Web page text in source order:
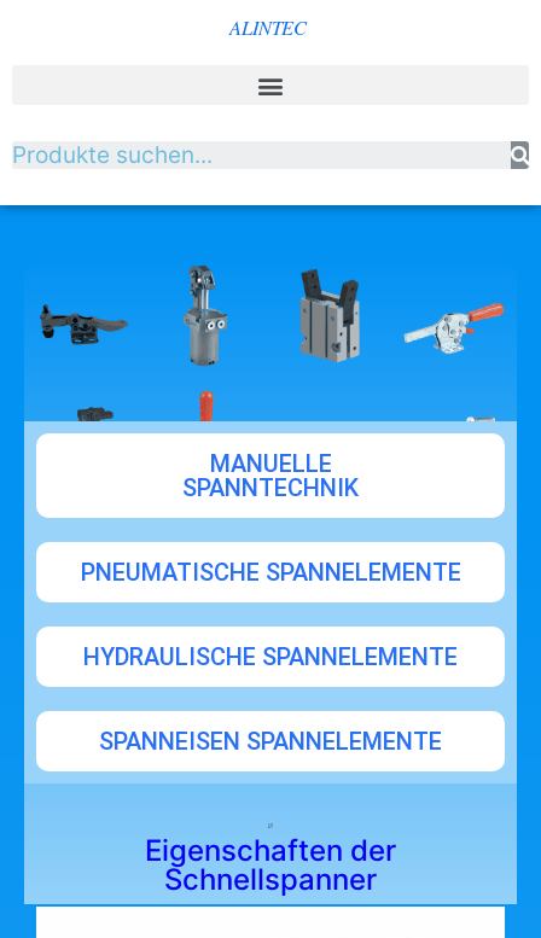
MANUELLE
SPANNTECHNIK
PNEUMATISCHE SPANNELEMENTE
HYDRAULISCHE SPANNELEMENTE
SPANNEISEN SPANNELEMENTE
Eigenschaften der
Schnellspanner